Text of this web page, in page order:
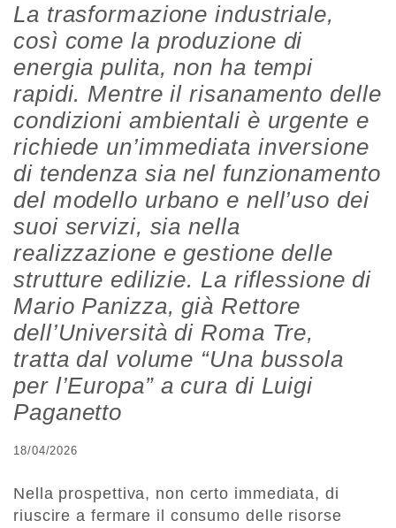
La trasformazione industriale,
così come la produzione di
energia pulita, non ha tempi
rapidi. Mentre il risanamento delle
condizioni ambientali è urgente e
richiede un’immediata inversione
di tendenza sia nel funzionamento
del modello urbano e nell’uso dei
suoi servizi, sia nella
realizzazione e gestione delle
strutture edilizie. La riflessione di
Mario Panizza, già Rettore
dell’Università di Roma Tre,
tratta dal volume “Una bussola
per l’Europa” a cura di Luigi
Paganetto
18/04/2026
Nella prospettiva, non certo immediata, di
riuscire a fermare il consumo delle risorse